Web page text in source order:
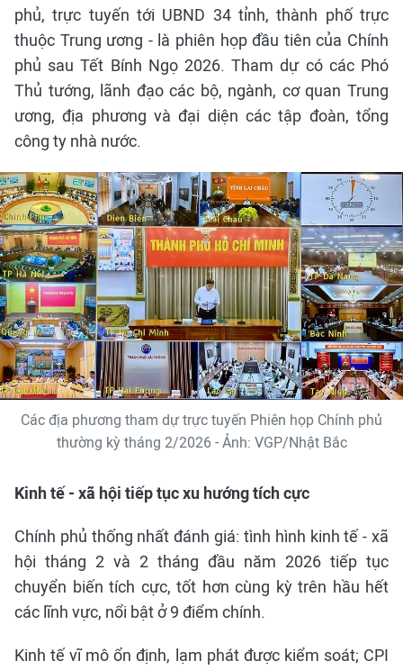
phủ, trực tuyến tới UBND 34 tỉnh, thành phố trực
thuộc Trung ương - là phiên họp đầu tiên của Chính
phủ sau Tết Bính Ngọ 2026. Tham dự có các Phó
Thủ tướng, lãnh đạo các bộ, ngành, cơ quan Trung
ương, địa phương và đại diện các tập đoàn, tổng
công ty nhà nước.
Các địa phương tham dự trực tuyến Phiên họp Chính phủ
thường kỳ tháng 2/2026 - Ảnh: VGP/Nhật Bắc
Kinh tế - xã hội tiếp tục xu hướng tích cực
Chính phủ thống nhất đánh giá: tình hình kinh tế - xã
hội tháng 2 và 2 tháng đầu năm 2026 tiếp tục
chuyển biến tích cực, tốt hơn cùng kỳ trên hầu hết
các lĩnh vực, nổi bật ở 9 điểm chính.
Kinh tế vĩ mô ổn định, lạm phát được kiểm soát; CPI